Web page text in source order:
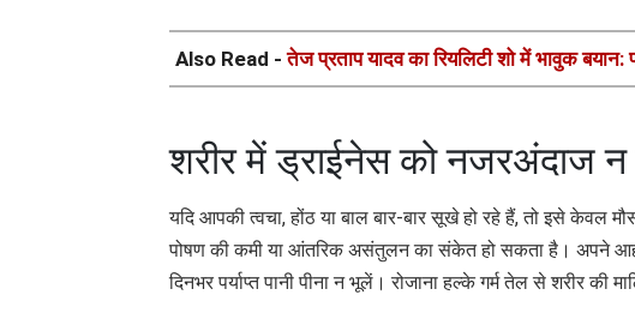
Also Read -तेज प्रताप यादव का रियलिटी शो में भावुक
शरीर में ड्राईनेस को नजरअंदाज
यदि आपकी त्वचा, होंठ या बाल बार-बार सूखे हो रहे हैं, तो इसे केवल
पोषण की कमी या आंतरिक असंतुलन का संकेत हो सकता है। अपने
दिनभर पर्याप्त पानी पीना न भूलें। रोजाना हल्के गर्म तेल से शरीर